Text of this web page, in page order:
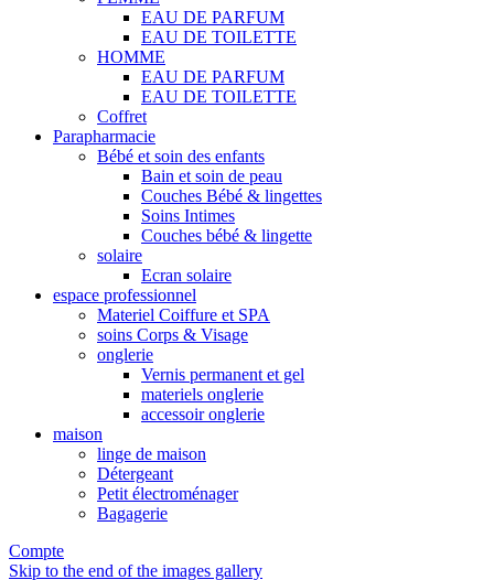
EAU DE PARFUM
EAU DE TOILETTE
HOMME
EAU DE PARFUM
EAU DE TOILETTE
Coffret
Parapharmacie
Bébé et soin des enfants
Bain et soin de peau
Couches Bébé & lingettes
Soins Intimes
Couches bébé & lingette
solaire
Ecran solaire
espace professionnel
Materiel Coiffure et SPA
soins Corps & Visage
onglerie
Vernis permanent et gel
materiels onglerie
accessoir onglerie
maison
linge de maison
Détergeant
Petit électroménager
Bagagerie
Compte
Skip to the end of the images gallery